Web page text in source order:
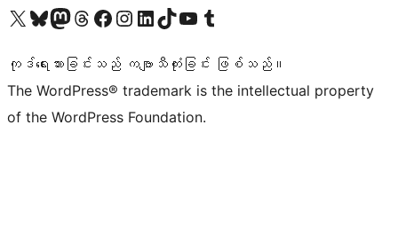
ကျွန်ုပ်တို့၏ X (ယခင် Twitter) အကောင့်သို့ သွားရောက်ကြည့်ရှုပါကျွန်ုပ်တို့၏ Bluesky အကောင့်သို့ ဝင်ရောက်ကြည့်ရှုရန်
ကျွန်ုပ်တို့၏ Mastodon အကောင့်သို့ သွားရောက်ကြည့်ရှုပါကျွန်ုပ်တို့၏ Threads အကောင့်သို့ ဝင်ရောက်ကြည့်ရှုရန်
ကျွန်ုပ်တို့၏ Facebook စာမျက်နှာသို့ သွားရောက်ကြည့်ရှုပါကျွန်ုပ်တို့၏ Instagram အကောင့်သို့ သွားရောက်ကြည့်ရှုပါ ကျွန်ုပ်တို့၏ LinkedIn အကောင့်သို့ သွားရောက်ကြည့်ရှုပါကျွန်ုပ်တို့၏ TikTok အကောင့်သို့ ဝင်ရောက်ကြည့်ရှုရန်
ကျွန်ုပ်တို့၏ YouTube ချန်နယ်သို့ သွားရောက်ကြည့်ရှုပါ ကျွန်ုပ်တို့၏ Tumblr အကောင့်သို့ ဝင်ရောက်ကြည့်ရှုရန်
ကုဒ်ရေးသားခြင်းသည် ကဗျာသီကုံးခြင်း ဖြစ်သည်။
The WordPress® trademark is the intellectual property
of the WordPress Foundation.